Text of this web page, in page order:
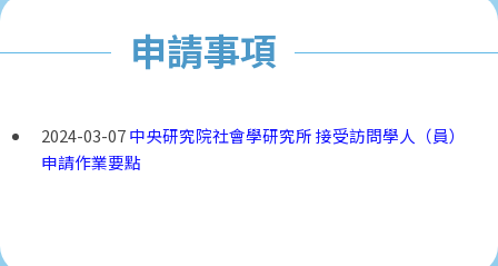
申請事項
2024-03-07中央研究院社會學研究所 接受訪問學人（員）
申請作業要點